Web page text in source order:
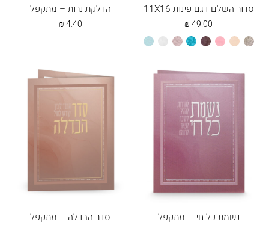
סדור השלם דגם פינות 11X16
49.00
₪
אבן אפרסק
ורודחום טורקיזכספסף
לבן מנטה
הדלקת נרות – מתקפל
4.40
₪
נשמת כל חי – מתקפל סדר הבדלה – מתקפל